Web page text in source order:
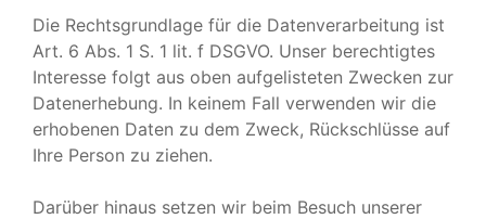
Die Rechtsgrundlage für die Datenverarbeitung ist
Art. 6 Abs. 1 S. 1 lit. f DSGVO. Unser berechtigtes
Interesse folgt aus oben aufgelisteten Zwecken zur
Datenerhebung. In keinem Fall verwenden wir die
erhobenen Daten zu dem Zweck, Rückschlüsse auf
Ihre Person zu ziehen.
Darüber hinaus setzen wir beim Besuch unserer